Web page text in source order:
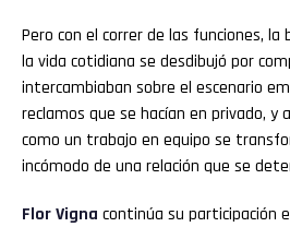
Pero con el correr de las funciones,
la vida cotidiana se desdibujó por
intercambiaban sobre el escenario
reclamos que se hacían en privado, y
como un trabajo en equipo se
incómodo de una relación que se
FlorVigna continúa su participación